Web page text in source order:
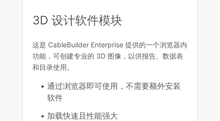
3D 设计软件模块
这是 CableBuilder Enterprise 提供的一个浏览器内
功能，可创建专业的 3D 图像，以供报告、数据表
和目录使用。
通过浏览器即可使用，不需要额外安装
软件
加载快速且性能强大